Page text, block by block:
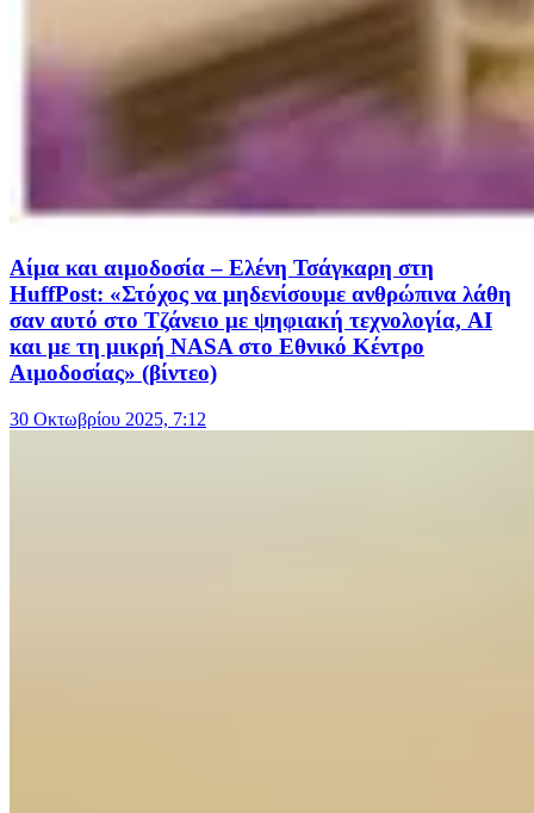
Αίμα και αιμοδοσία – Ελένη Τσάγκαρη στη
HuffPost: «Στόχος να μηδενίσουμε ανθρώπινα λάθη
σαν αυτό στο Τζάνειο με ψηφιακή τεχνολογία, AI
και με τη μικρή NASA στο Εθνικό Κέντρο
Αιμοδοσίας» (βίντεο)
30 Οκτωβρίου 2025, 7:12